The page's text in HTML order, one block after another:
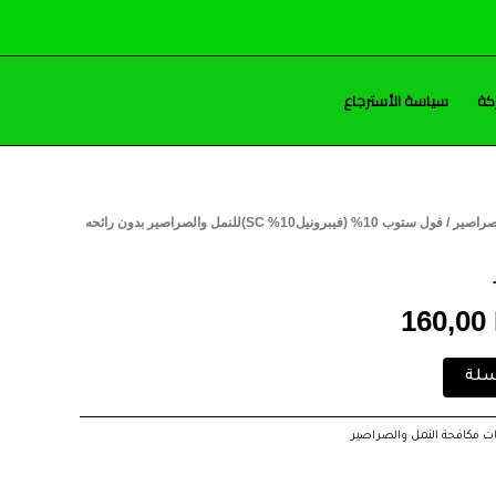
سياسة الأسترجاع
/ فول ستوب 10% (فيبرونيل10% SC)للنمل والصراصير بدون رائحه
160,00
السعر
مكافحة النمل والصراصير